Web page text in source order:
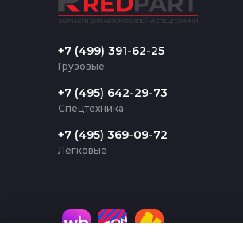
+7 (499) 391-62-25
Грузовые
+7 (495) 642-29-73
Спецтехника
+7 (495) 369-09-72
Легковые